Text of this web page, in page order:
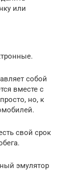
или
собой
вместе с
но, к
свой срок
эмулятор